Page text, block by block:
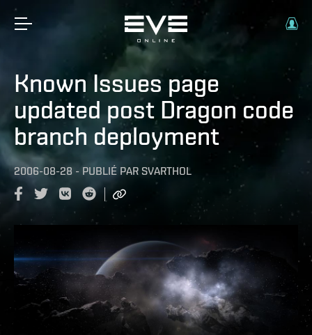
Known Issues page
updated post Dragon code
branch deployment
2006-08-28 - PUBLIÉ PAR SVARTHOL